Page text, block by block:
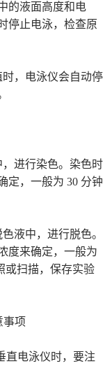
的液面高度和电
停止电泳，检查原
时，电泳仪会自动停
，进行染色。染色时
定，一般为 30 分钟
液中，进行脱色。
度来确定，一般为
或扫描，保存实验
事项
直电泳仪时，要注